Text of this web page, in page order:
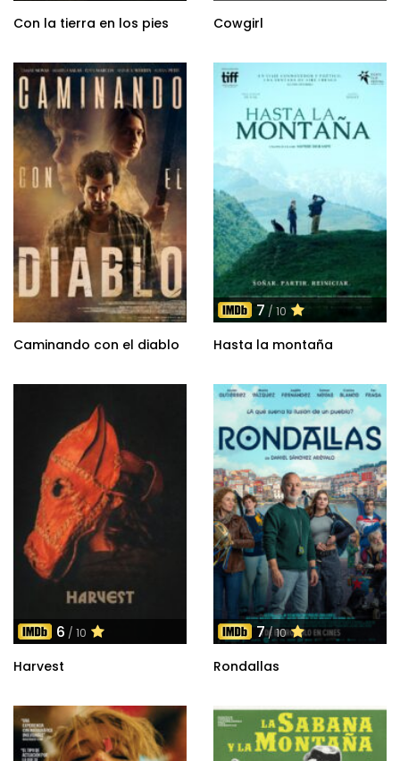
Con la tierra en los pies Cowgirl
Caminando con el diablo
7 / 10
Hasta la montaña
6 / 10
Harvest
7/ 10
Rondallas